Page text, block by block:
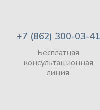
+7 (862) 300-03-41
Бесплатная
консультационная
линия